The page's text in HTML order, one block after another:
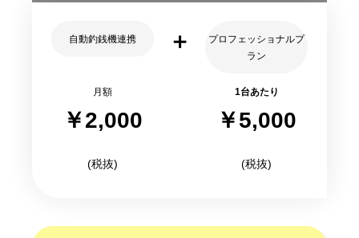
自動釣銭機連携
月額
￥2,000
(税抜)
＋
プロフェッショナルプ
ラン
1台あたり
￥5,000
(税抜)